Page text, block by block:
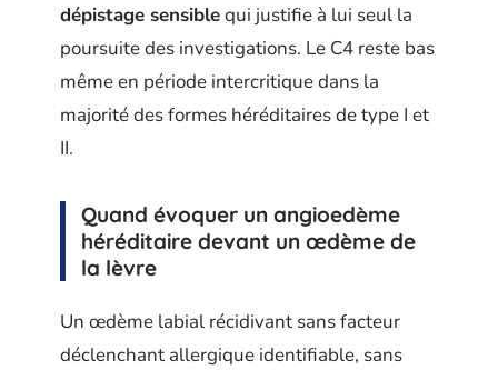
dépistage sensiblequi justifie à lui seul la
poursuite des investigations. Le C4 reste bas
même en période intercritique dans la
majorité des formes héréditaires de type I et
II.
Quand évoquer un angioedème
héréditaire devant un œdème de
la lèvre
Un œdème labial récidivant sans facteur
déclenchant allergique identifiable, sans